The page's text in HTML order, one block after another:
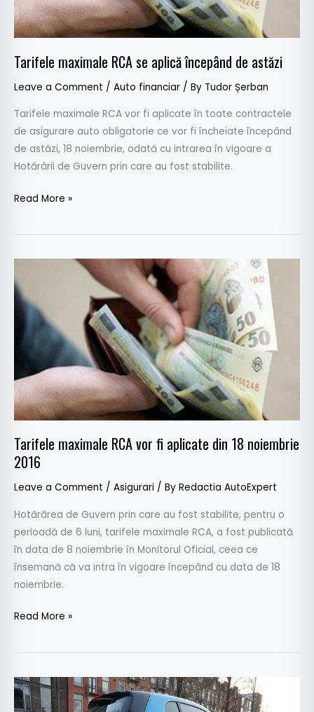
Tarifele maximale RCA se aplică începând de astăzi
Leave a Comment / Auto financiar / By Tudor Șerban
Tarifele maximale RCA vor fi aplicate în toate contractele
de asigurare auto obligatorie ce vor fi încheiate începând
de astăzi, 18 noiembrie, odată cu intrarea în vigoare a
Hotărârii de Guvern prin care au fost stabilite.
astăzi
Read More »
Tarifele maximale RCA vor fi aplicate din 18 noiembrie
2016
Leave a Comment / Asigurari / By Redactia AutoExpert
Hotărârea de Guvern prin care au fost stabilite, pentru o
perioadă de 6 luni, tarifele maximale RCA, a fost publicată
în data de 8 noiembrie în Monitorul Oficial, ceea ce
însemană că va intra în vigoare începând cu data de 18
noiembrie.
maximale
RCA
18
noiembrie
2016
Read More »
Cât
costă